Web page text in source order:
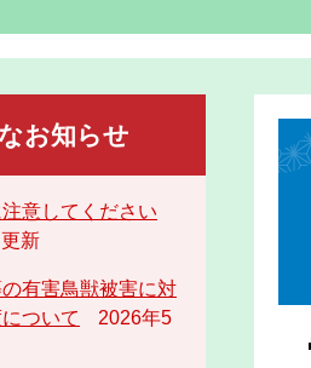
文
お知らせ
意してください
新
有害鳥獣被害に対
ついて
2026年5